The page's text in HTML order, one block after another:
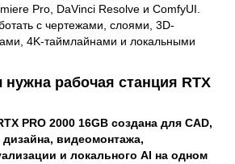
Pro, DaVinci Resolve и ComfyUI.
с чертежами, слоями, 3D-
4K-таймлайнами и локальными
нужна рабочая станция RTX
PRO 2000 16GB создана для CAD,
видеомонтажа,
и локального AI на одном